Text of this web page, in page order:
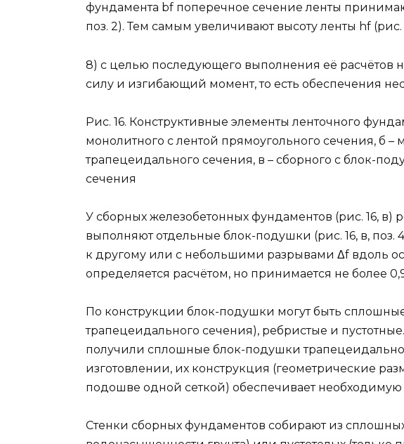
фундамента bf поперечное сечение ленты
поз. 2). Тем самым увеличивают высоту ленты hf (рис.
8) с целью последующего выполнения её расчётов
силу и изгибающий момент, то есть обеспечения
Рис. 16. Конструктивные элементы ленточного
монолитного с лентой прямоугольного сечения, б –
трапецеидального сечения, в – сборного с блок-
сечения
У сборных железобетонных фундаментов (рис. 16, в)
выполняют отдельные блок-подушки (рис. 16, в,
к другому или с небольшими разрывами Δf вдоль
определяется расчётом, но принимается не более 0,9
По конструкции блок-подушки могут быть
трапецеидального сечения), ребристые и
получили сплошные блок-подушки
изготовлении, их конструкция (геометрические
подошве одной сеткой) обеспечивает необходимую
Стенки сборных фундаментов собирают из